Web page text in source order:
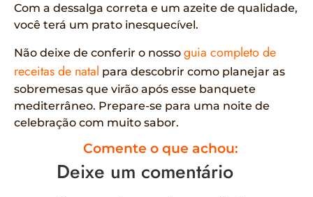
Com a dessalga correta e um azeite de qualidade,
você terá um prato inesquecível.
Não deixe de conferir o nosso guia completo de
receitas de natal para descobrir como planejar as
sobremesas que virão após esse banquete
mediterrâneo. Prepare-se para uma noite de
celebração com muito sabor.
Comente o que achou:
Deixe um comentário